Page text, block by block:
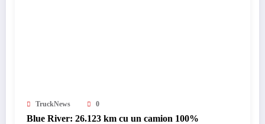
TruckNews 0
Blue River: 26.123 km cu un camion 100%